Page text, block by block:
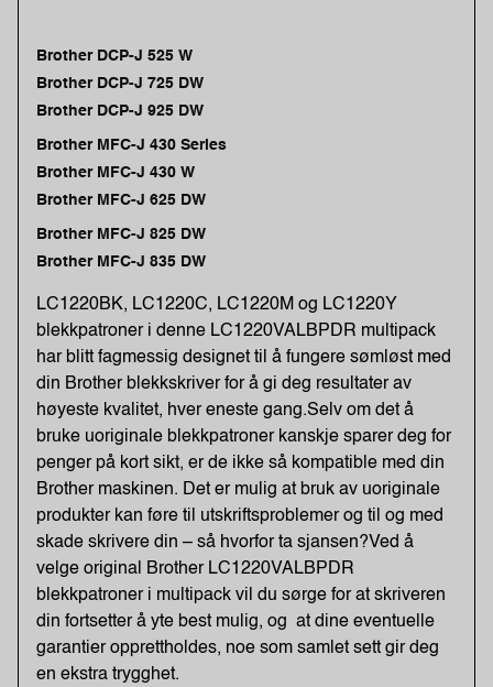
Brother DCP-J 525 W
Brother DCP-J 725 DW
Brother DCP-J 925 DW
Brother MFC-J 430 Series
Brother MFC-J 430 W
Brother MFC-J 625 DW
Brother MFC-J 825 DW
Brother MFC-J 835 DW
LC1220BK, LC1220C, LC1220M og LC1220Y
blekkpatroner i denne LC1220VALBPDR multipack
har blitt fagmessig designet til å fungere sømløst med
din Brother blekkskriver for å gi deg resultater av
høyeste kvalitet, hver eneste gang.Selv om det å
bruke uoriginale blekkpatroner kanskje sparer deg for
penger på kort sikt, er de ikke så kompatible med din
Brother maskinen. Det er mulig at bruk av uoriginale
produkter kan føre til utskriftsproblemer og til og med
skade skrivere din – så hvorfor ta sjansen?Ved å
velge original Brother LC1220VALBPDR
blekkpatroner i multipack vil du sørge for at skriveren
din fortsetter å yte best mulig, og at dine eventuelle
garantier opprettholdes, noe som samlet sett gir deg
en ekstra trygghet.